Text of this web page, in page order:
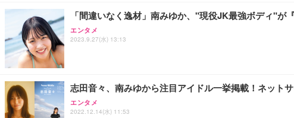
「間違いなく逸材」南みゆか、"現役JK最強ボディ"が
エンタメ
2023.9.27(水) 13:13
志田音々、南みゆから注目アイドル一挙掲載！ネット
エンタメ
2022.12.14(水) 11:53